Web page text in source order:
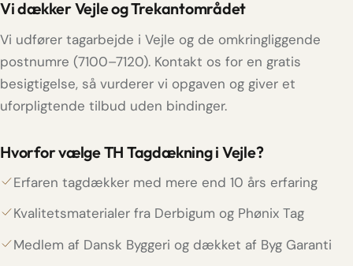
Vi dækker Vejle og Trekantområdet
Vi udfører tagarbejde i Vejle og de omkringliggende
postnumre (7100–7120). Kontakt os for en gratis
besigtigelse, så vurderer vi opgaven og giver et
uforpligtende tilbud uden bindinger.
Hvorfor vælge TH Tagdækning i Vejle?
Erfaren tagdækker med mere end 10 års erfaring
Kvalitetsmaterialer fra Derbigum og Phønix Tag
Medlem af Dansk Byggeri og dækket af Byg Garanti